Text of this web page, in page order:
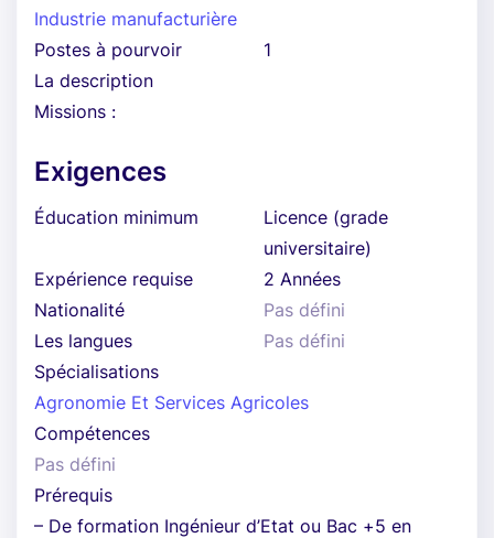
Industrie manufacturière
Postes à pourvoir
1
La description
Missions :
Exigences
Éducation minimum
Licence (grade
universitaire)
Expérience requise
2 Années
Nationalité
Pas défini
Les langues
Pas défini
Spécialisations
Agronomie Et Services Agricoles
Compétences
Pas défini
Prérequis
– De formation Ingénieur d’Etat ou Bac +5 en